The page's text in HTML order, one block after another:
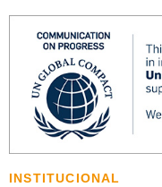
INSTITUCIONAL